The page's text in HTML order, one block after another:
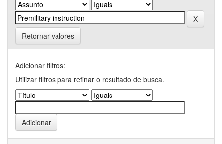
Retornar valores
Adicionar filtros:
Utilizar filtros para refinar o resultado de busca.